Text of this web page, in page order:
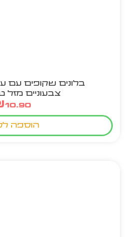
בלונים שקופים עם
צבעוניים מזל טוב,
10.90
הוספה